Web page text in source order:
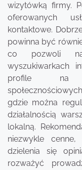
wizytówką firmy.
oferowanych
kontaktowe.
powinna być
co pozwoli
wyszukiwarkach
profile na
gdzie można
działalnością
lokalną.
niezwykle
dzielenia się
rozważyć